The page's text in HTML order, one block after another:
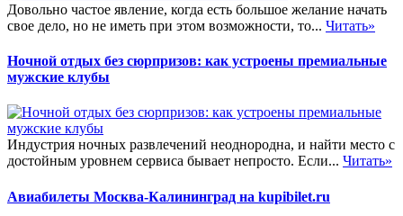
Довольно частое явление, когда есть большое желание начать
свое дело, но не иметь при этом возможности, то... Читать»
Ночной отдых без сюрпризов: как устроены премиальные
мужские клубы
Индустрия ночных развлечений неоднородна, и найти место с
достойным уровнем сервиса бывает непросто. Если... Читать»
Авиабилеты Москва-Калининград на kupibilet.ru